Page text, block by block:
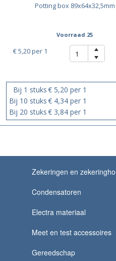
Potting box 89x64x32,5mm
Voorraad 25
€ 5,20per 1
Bij 1 stuks€ 5,20 per 1
Bij 10 stuks€ 4,34 per 1
Bij 20 stuks€ 3,84 per 1
Zekeringen en
Condensatoren
Electra materiaal
Meet en test accessoires
Gereedschap